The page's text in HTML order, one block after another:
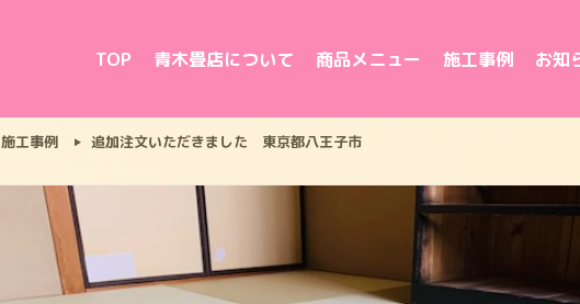
TOP 青木畳店について 商品メニュー 施工事例 お知
施工事例 追加注文いただきました 東京都八王子市